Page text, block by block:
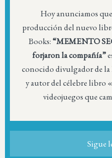
Hoy anunciamos
producción del nuevo
Books:“MEMENTO
forjaron la compañía”
conocido divulgador de
y autor del célebre libro «
videojuegos que
Sigue